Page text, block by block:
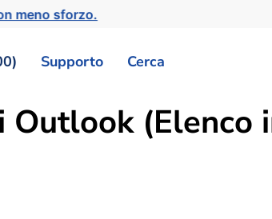
meno sforzo.
Supporto Cerca
(Elenco